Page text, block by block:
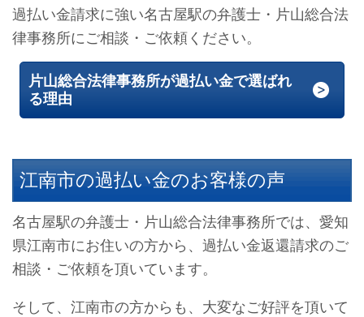
過払い金請求に強い名古屋駅の弁護士・片山総合法
律事務所にご相談・ご依頼ください。
片山総合法律事務所が過払い金で選ばれ
る理由
江南市の過払い金のお客様の声
名古屋駅の弁護士・片山総合法律事務所では、愛知
県江南市にお住いの方から、過払い金返還請求のご
相談・ご依頼を頂いています。
そして、江南市の方からも、大変なご好評を頂いて